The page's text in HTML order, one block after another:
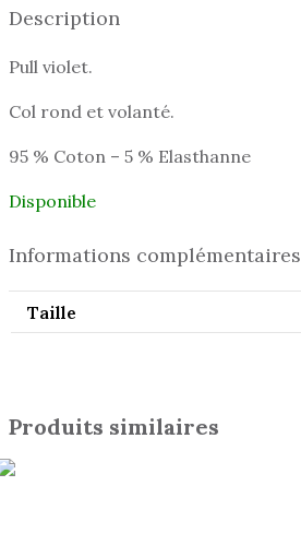
Description
Pull violet.
Col rond et volanté.
95 % Coton – 5 % Elasthanne
Disponible
Informations complémentaires
Taille
Produits similaires